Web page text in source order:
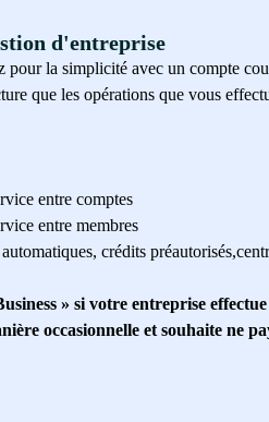
d'entreprise
pour la simplicité avec un compte
que les opérations que vous
entre comptes
entre membres
crédits
» si votre entreprise effectue
occasionnelle et souhaite ne